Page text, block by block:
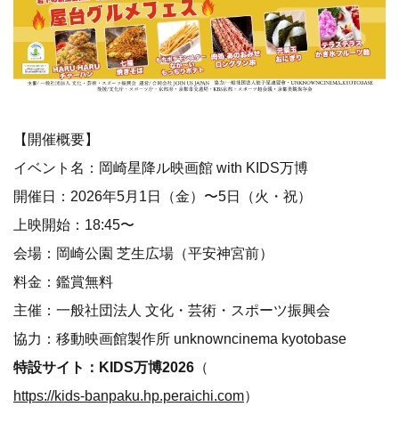
【開催概要】
イベント名：岡崎星降ル映画館 with KIDS万博
開催日：2026年5月1日（金）〜5日（火・祝）
上映開始：18:45〜
会場：岡崎公園 芝生広場（平安神宮前）
料金：鑑賞無料
主催：一般社団法人 文化・芸術・スポーツ振興会
協力：移動映画館製作所 unknowncinema kyotobase
特設サイト：KIDS万博2026 （
https://kids-banpaku.hp.peraichi.com）